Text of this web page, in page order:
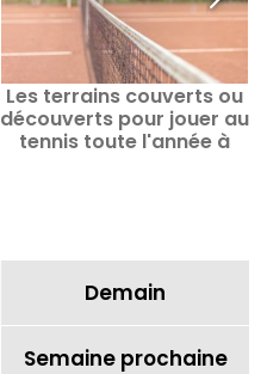
Les terrains couverts ou
découverts pour jouer au
tennis toute l'année à
Demain
Semaine prochaine